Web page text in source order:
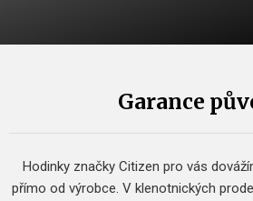
Garance
Hodinky značky Citizen pro vás
přímo od výrobce. V klenotnických